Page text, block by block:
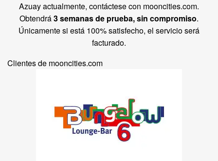
Azuay actualmente, contáctese con mooncities.com.
Obtendrá3 semanas de prueba, sin compromiso.
Únicamente si está 100% satisfecho, el servicio será
facturado.
Clientes de mooncities.com